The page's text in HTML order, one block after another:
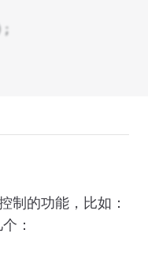
制的功能，比如：
：